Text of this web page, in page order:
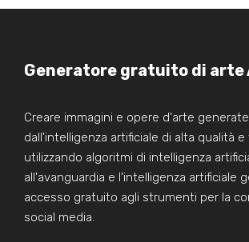
Generatore gratuito di arte
Creare immagini e opere d'arte generate
dall'intelligenza artificiale di alta qualità e
utilizzando algoritmi di intelligenza
all'avanguardia e l'intelligenza artificiale
accesso gratuito agli strumenti per la
social media.